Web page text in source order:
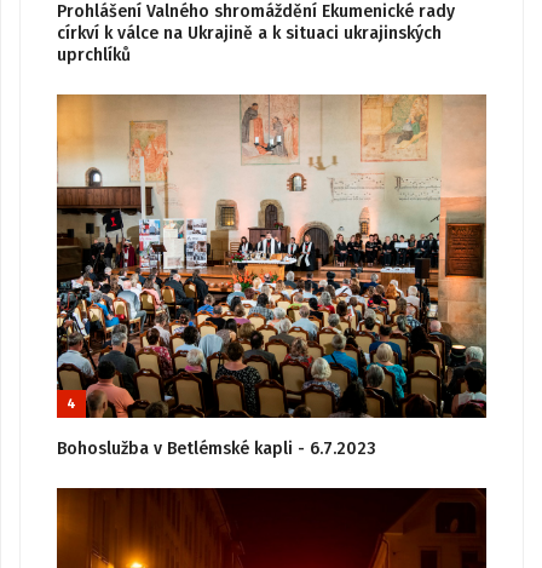
Prohlášení Valného shromáždění Ekumenické rady
církví k válce na Ukrajině a k situaci ukrajinských
uprchlíků
4
Bohoslužba v Betlémské kapli - 6.7.2023